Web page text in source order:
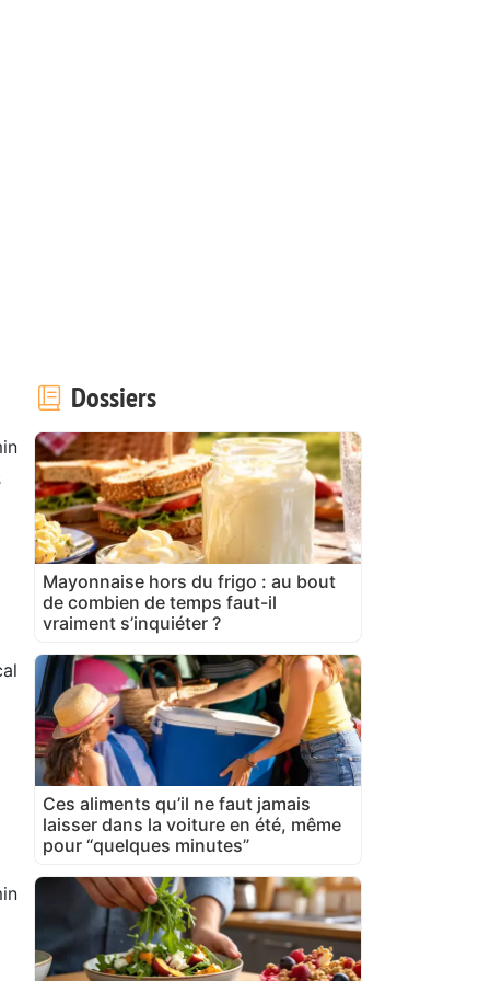
Dossiers
Mayonnaise hors du frigo : au bout
de combien de temps faut-il
vraiment s’inquiéter ?
Ces aliments qu’il ne faut jamais
laisser dans la voiture en été, même
pour “quelques minutes”